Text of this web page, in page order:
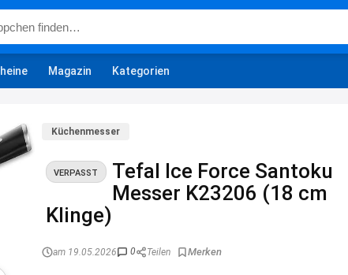
Magazin Kategorien
Küchenmesser
VERPASST
Tefal Ice Force Santoku
Messer K23206 (18 cm
Klinge)
am 19.05.2026 0 Teilen